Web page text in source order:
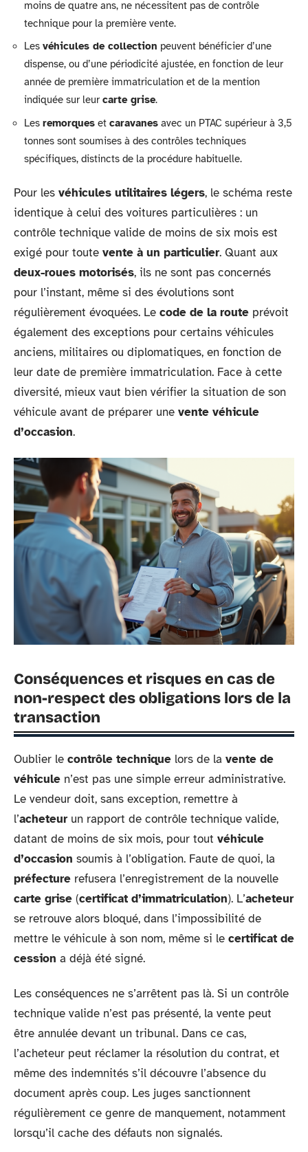
moins de quatre ans, ne nécessitent pas de contrôle
technique pour la première vente.
Les véhicules de collection peuvent bénéficier d’une
dispense, ou d’une périodicité ajustée, en fonction de leur
année de première immatriculation et de la mention
indiquée sur leur carte grise.
Les remorques et caravanes avec un PTAC supérieur à 3,5
tonnes sont soumises à des contrôles techniques
spécifiques, distincts de la procédure habituelle.
Pour les véhicules utilitaires légers, le schéma reste
identique à celui des voitures particulières : un
contrôle technique valide de moins de six mois est
exigé pour toute vente à un particulier. Quant aux
deux-roues motorisés, ils ne sont pas concernés
pour l’instant, même si des évolutions sont
régulièrement évoquées. Le code de la route prévoit
également des exceptions pour certains véhicules
anciens, militaires ou diplomatiques, en fonction de
leur date de première immatriculation. Face à cette
diversité, mieux vaut bien vérifier la situation de son
véhicule avant de préparer une vente véhicule
d’occasion.
Conséquences et risques en cas de
non-respect des obligations lors de la
transaction
Oublier le contrôle technique lors de la vente de
véhicule n’est pas une simple erreur administrative.
Le vendeur doit, sans exception, remettre à
l’acheteur un rapport de contrôle technique valide,
datant de moins de six mois, pour tout véhicule
d’occasion soumis à l’obligation. Faute de quoi, la
préfecture refusera l’enregistrement de la nouvelle
carte grise (certificat d’immatriculation). L’acheteur
se retrouve alors bloqué, dans l’impossibilité de
mettre le véhicule à son nom, même si le certificat de
cession a déjà été signé.
Les conséquences ne s’arrêtent pas là. Si un contrôle
technique valide n’est pas présenté, la vente peut
être annulée devant un tribunal. Dans ce cas,
l’acheteur peut réclamer la résolution du contrat, et
même des indemnités s’il découvre l’absence du
document après coup. Les juges sanctionnent
régulièrement ce genre de manquement, notamment
lorsqu’il cache des défauts non signalés.